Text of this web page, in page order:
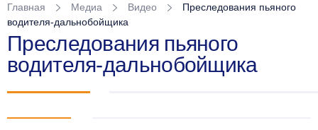
Главная Медиа Видео
Преследования пьяного
водителя-дальнобойщика
Преследования пьяного
водителя-дальнобойщика